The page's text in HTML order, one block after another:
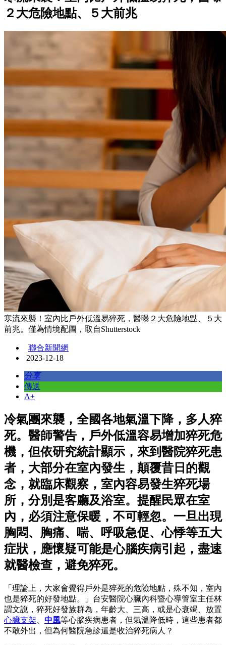
２大危險地點、５大前兆
寒流來襲！室內比戶外低溫易猝死，醫曝２大危險地點、５大
前兆。僅為情境配圖，取自Shutterstock
聯合新聞網
2023-12-18
分享
傳送
A+
冷氣團來襲，全國各地氣溫下降，多人猝
死。醫師警告，戶外低溫容易增加猝死危
機，但依研究統計顯示，來到醫院猝死患
者，大部分在室內發生，顛覆昔日的觀
念，就臨床觀察，室內容易發生猝死場
所，分別是客廳及浴室。提醒民眾在室
內，必須注意保暖，不可輕忽。一旦出現
胸悶、胸痛、喘、呼吸急促、心悸等五大
症狀，應懷疑可能是心腦疾病引起，盡速
就醫檢查，避免猝死。
「理論上，大家會覺得戶外是猝死的危險地點，殊不知，室內
也是猝死的好發地點。」台安醫院心臟內科暨心導管室主任林
謂文說，猝死好發族群為，年齡大、三高，或是心衰竭、放置
心臟支架
中風等心腦疾病患者，但氣溫降低時，這些患者都
不敢外出，但為何醫院急診還是收治猝死病人？